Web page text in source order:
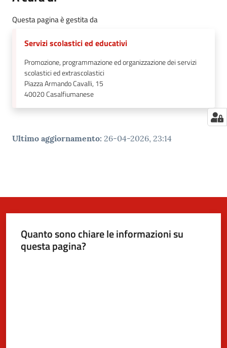
Questa pagina è gestita da
Servizi scolastici ed educativi
Promozione, programmazione ed organizzazione dei servizi
scolastici ed extrascolastici
Piazza Armando Cavalli, 15
40020Casalfiumanese
Ultimo aggiornamento: 26-04-2026, 23:14
Quanto sono chiare le informazioni su
questa pagina?